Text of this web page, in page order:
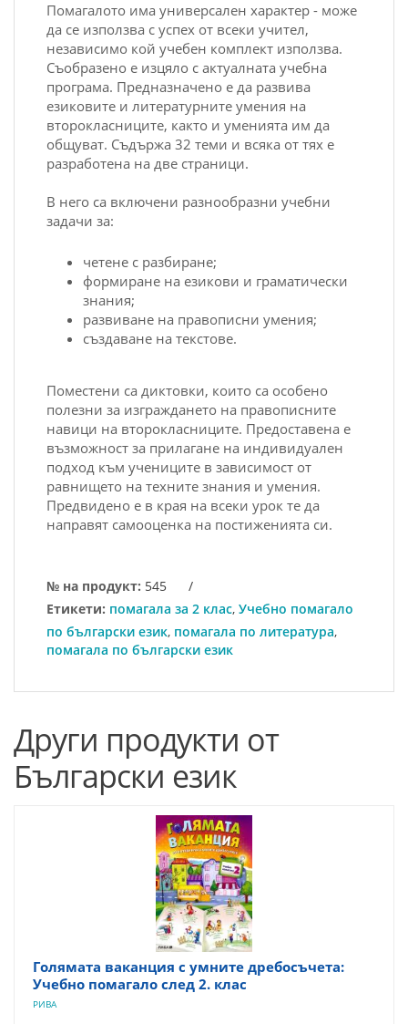
Помагалото има универсален характер - може
да се използва с успех от всеки учител,
независимо кой учебен комплект използва.
Съобразено е изцяло с актуалната учебна
програма. Предназначено е да развива
езиковите и литературните умения на
второкласниците, както и уменията им да
общуват. Съдържа 32 теми и всяка от тях е
разработена на две страници.
В него са включени разнообразни учебни
задачи за:
четене с разбиране;
формиране на езикови и граматически
знания;
развиване на правописни умения;
създаване на текстове.
Поместени са диктовки, които са особено
полезни за изграждането на правописните
навици на второкласниците. Предоставена е
възможност за прилагане на индивидуален
подход към учениците в зависимост от
равнището на техните знания и умения.
Предвидено е в края на всеки урок те да
направят самооценка на постиженията си.
№ на продукт: 545
/
Етикети: помагала за 2 клас, Учебно помагало
по български език, помагала по литература,
помагала по български език
Други продукти от
Български език
Голямата ваканция с умните дребосъчета:
Учебно помагало след 2. клас
РИВА